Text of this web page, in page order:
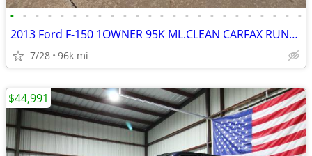
• • • • • • • • • • • • • • • • • • • • • • • •
2013 Ford F-150 1OWNER 95K ML.CLEAN CARFAX RUNS&DRIVES GREAT A/C
7/28 96k mi
$44,991